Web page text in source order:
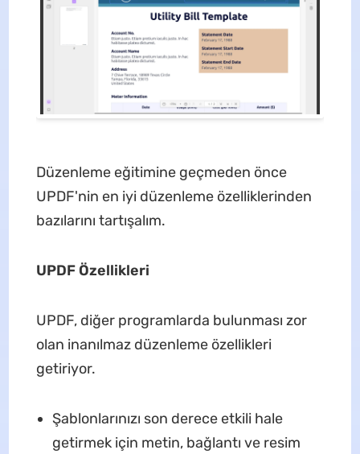
Düzenleme eğitimine geçmeden önce
UPDF'nin en iyi düzenleme özelliklerinden
bazılarını tartışalım.
UPDF Özellikleri
UPDF, diğer programlarda bulunması zor
olan inanılmaz düzenleme özellikleri
getiriyor.
Şablonlarınızı son derece etkili hale
getirmek için metin, bağlantı ve resim